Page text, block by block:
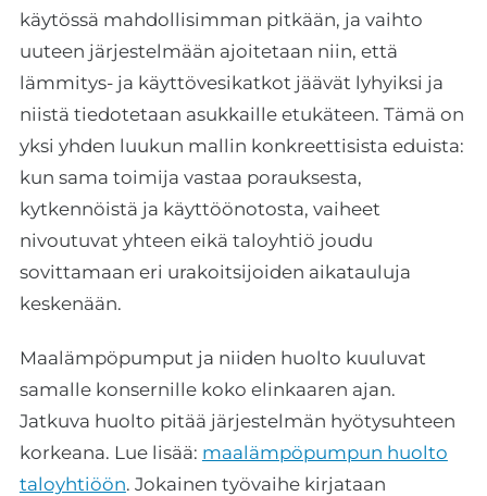
käytössä mahdollisimman pitkään, ja vaihto
uuteen järjestelmään ajoitetaan niin, että
lämmitys- ja käyttövesikatkot jäävät lyhyiksi ja
niistä tiedotetaan asukkaille etukäteen. Tämä on
yksi yhden luukun mallin konkreettisista eduista:
kun sama toimija vastaa porauksesta,
kytkennöistä ja käyttöönotosta, vaiheet
nivoutuvat yhteen eikä taloyhtiö joudu
sovittamaan eri urakoitsijoiden aikatauluja
keskenään.
Maalämpöpumput ja niiden huolto kuuluvat
samalle konsernille koko elinkaaren ajan.
Jatkuva huolto pitää järjestelmän hyötysuhteen
korkeana. Lue lisää: maalämpöpumpun huolto
taloyhtiöön. Jokainen työvaihe kirjataan